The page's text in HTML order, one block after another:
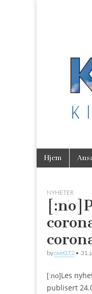
K2
Main
menu
Skip
Hjem
NYHETER
byove072 • 31.
[:no]Les
publisert